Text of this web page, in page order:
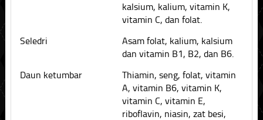
kalsium, kalium, vitamin K,
vitamin C, dan folat.
Seledri
Asam folat, kalium, kalsium
dan vitamin B1, B2, dan B6.
Daun ketumbar
Thiamin, seng, folat, vitamin
A, vitamin B6, vitamin K,
vitamin C, vitamin E,
riboflavin, niasin, zat besi,